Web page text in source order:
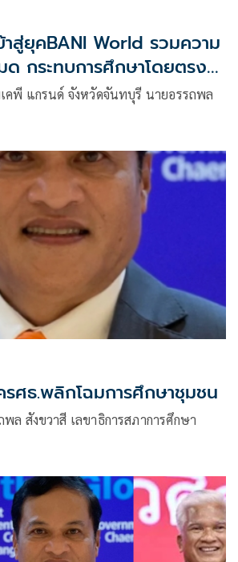
าสู่ยุคBANI World รวมความ
กระทบการศึกษาโดยตรง
อ อุดเรียนรู้ถดถอย
คพี แกรนด์ จังหวัดจันทบุรี นายอรรถพล
ศธ.พลิกโฉมการศึกษาชุมชน
ล สังขวาสี เลขาธิการสภาการศึกษา